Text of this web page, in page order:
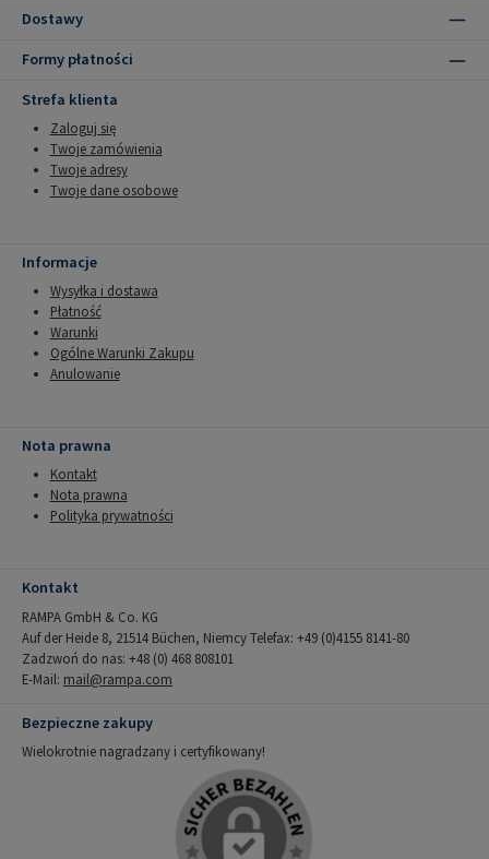
Dostawy
Formy płatności
Strefa klienta
Zaloguj się
Twoje zamówienia
Twoje adresy
Twoje dane osobowe
Informacje
Wysyłka i dostawa
Płatność
Warunki
Ogólne Warunki Zakupu
Anulowanie
Nota prawna
Kontakt
Nota prawna
Polityka prywatności
Kontakt
RAMPA GmbH & Co. KG
Auf der Heide 8, 21514 Büchen, Niemcy Telefax: +49 (0)4155 8141-80
Zadzwoń do nas: +48 (0) 468 808101
E-Mail: mail@rampa.com
Bezpieczne zakupy
Wielokrotnie nagradzany i certyfikowany!